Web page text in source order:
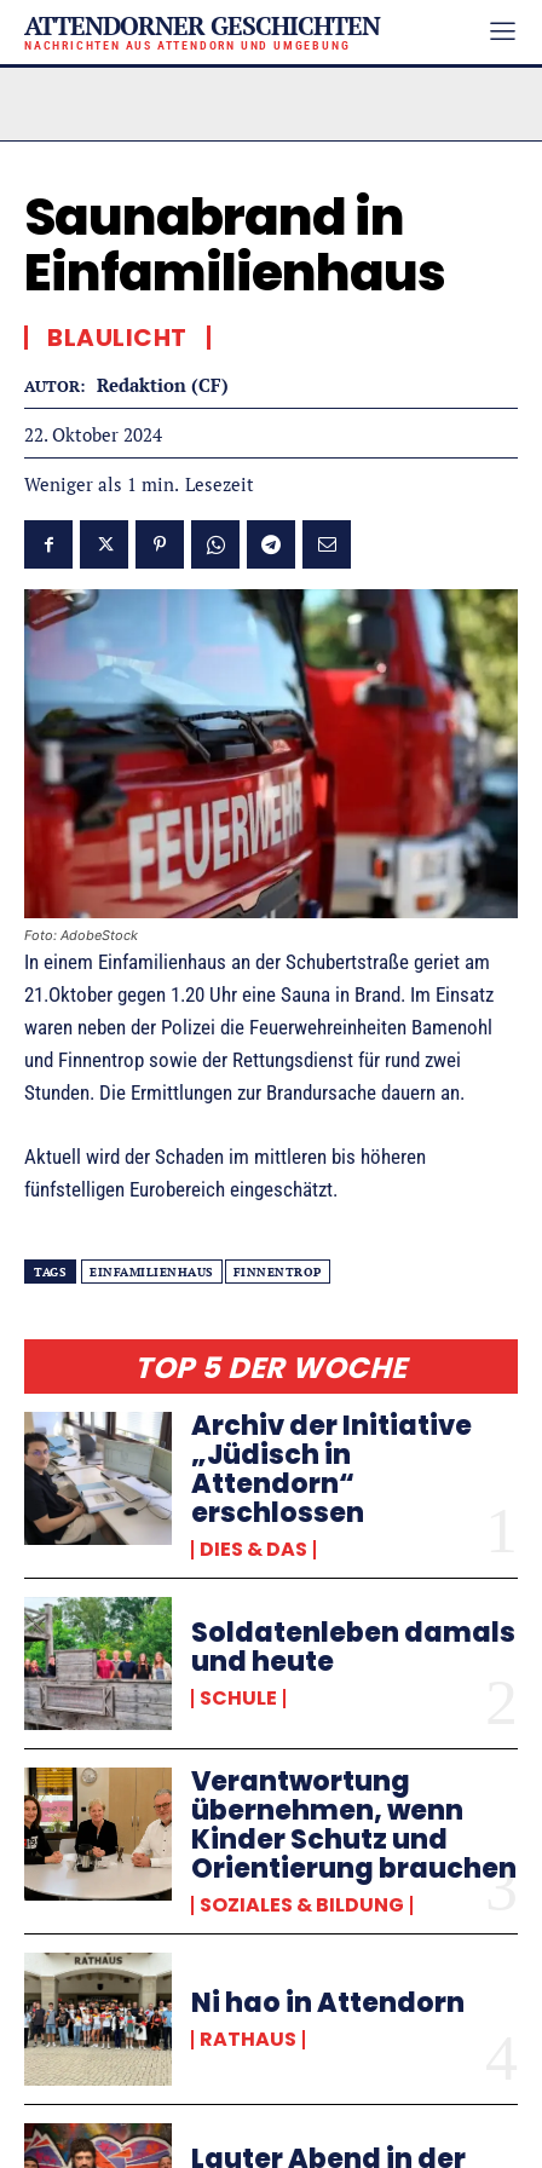
ATTENDORNER GESCHICHTEN
NACHRICHTEN AUS ATTENDORN UND UMGEBUNG
TOP 5 DER WOCHE
Archiv der Initiative
„Jüdisch in
Attendorn“
erschlossen
DIES & DAS
Soldatenleben damals
und heute
SCHULE
Verantwortung
übernehmen, wenn
Kinder Schutz und
Orientierung brauchen
SOZIALES & BILDUNG
Ni hao in Attendorn
RATHAUS
Lauter Abend in der
Saunabrand in
Einfamilienhaus
BLAULICHT
AUTOR: Redaktion (CF)
22. Oktober 2024
Weniger als 1 min. Lesezeit
Foto: AdobeStock
In einem Einfamilienhaus an der Schubertstraße geriet am
21.Oktober gegen 1.20 Uhr eine Sauna in Brand. Im Einsatz
waren neben der Polizei die Feuerwehreinheiten Bamenohl
und Finnentrop sowie der Rettungsdienst für rund zwei
Stunden. Die Ermittlungen zur Brandursache dauern an.
Aktuell wird der Schaden im mittleren bis höheren
fünfstelligen Eurobereich eingeschätzt.
TAGS EINFAMILIENHAUS FINNENTROP